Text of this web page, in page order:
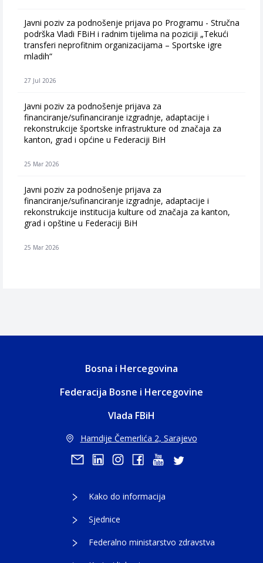
Javni poziv za podnošenje prijava po Programu - Stručna
podrška Vladi FBiH i radnim tijelima na poziciji „Tekući
transferi neprofitnim organizacijama – Sportske igre
mladih“
27 Jul 2026
Javni poziv za podnošenje prijava za
financiranje/sufinanciranje izgradnje, adaptacije i
rekonstrukcije športske infrastrukture od značaja za
kanton, grad i općine u Federaciji BiH
25 Mar 2026
Javni poziv za podnošenje prijava za
financiranje/sufinanciranje izgradnje, adaptacije i
rekonstrukcije institucija kulture od značaja za kanton,
grad i opštine u Federaciji BiH
25 Mar 2026
Bosna i Hercegovina
Federacija Bosne i Hercegovine
Vlada FBiH
Hamdije Čemerlića 2, Sarajevo
Kako do informacija
Sjednice
Federalno ministarstvo zdravstva